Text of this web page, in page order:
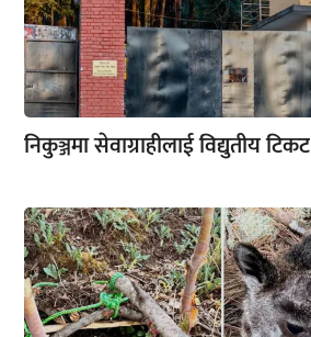
निकुञ्जमा सेवाग्राहीलाई विद्युतीय टिकट